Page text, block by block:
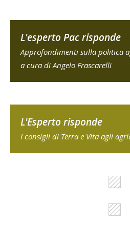
L'esperto Pac risponde
Approfondimenti sulla politica
a cura di Angelo Frascarelli
L'Esperto risponde
I consigli di Terra e Vita agli